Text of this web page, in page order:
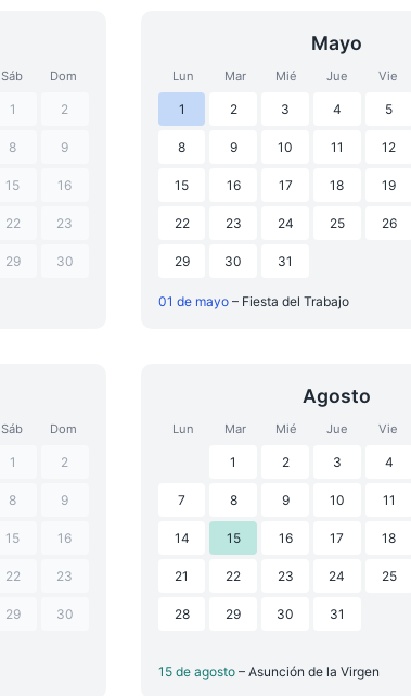
Sáb Dom
1 2
8 9
15 16
22 23
29 30
Mayo
Lun Mar Mié Jue Vie
1 2 3 4 5
8 9 10 11 12
15 16 17 18 19
22 23 24 25 26
29 30 31
01 de mayo – Fiesta del Trabajo
Sáb Dom
1 2
8 9
15 16
22 23
29 30
Agosto
Lun Mar Mié Jue Vie
1 2 3 4
7 8 9 10 11
14 15 16 17 18
21 22 23 24 25
28 29 30 31
15 de agosto – Asunción de la Virgen